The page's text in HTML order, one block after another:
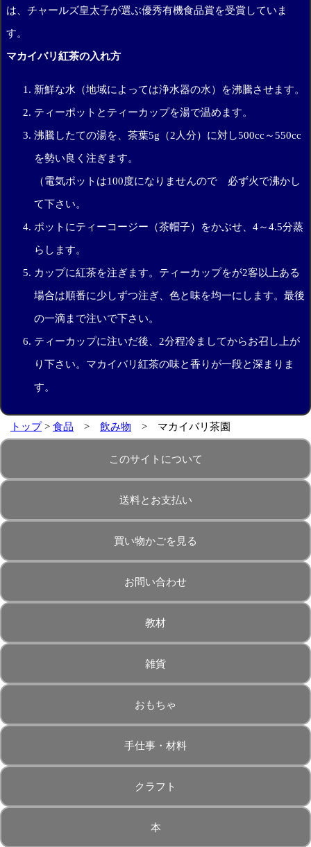
は、チャールズ皇太子が選ぶ優秀有機食品賞を受賞していま
す。
マカイバリ紅茶の入れ方
新鮮な水（地域によっては浄水器の水）を沸騰させます。
ティーポットとティーカップを湯で温めます。
沸騰したての湯を、茶葉5g（2人分）に対し500cc～550cc
を勢い良く注ぎます。
（電気ポットは100度になりませんので 必ず火で沸かし
て下さい。
ポットにティーコージー（茶帽子）をかぶせ、4～4.5分蒸
らします。
カップに紅茶を注ぎます。ティーカップをが2客以上ある
場合は順番に少しずつ注ぎ、色と味を均一にします。最後
の一滴まで注いで下さい。
ティーカップに注いだ後、2分程冷ましてからお召し上が
り下さい。マカイバリ紅茶の味と香りが一段と深まりま
す。
トップ> 食品 > 飲み物 > マカイバリ茶園
このサイトについて
送料とお支払い
買い物かごを見る
お問い合わせ
教材
雑貨
おもちゃ
手仕事・材料
クラフト
本